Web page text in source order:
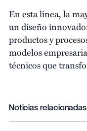
En esta línea, la
un diseño
productos y
modelos
técnicos que
Noticias relacionadas